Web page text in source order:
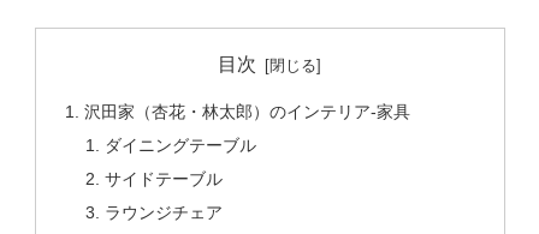
目次
沢田家（杏花・林太郎）のインテリア-家具
ダイニングテーブル
サイドテーブル
ラウンジチェア